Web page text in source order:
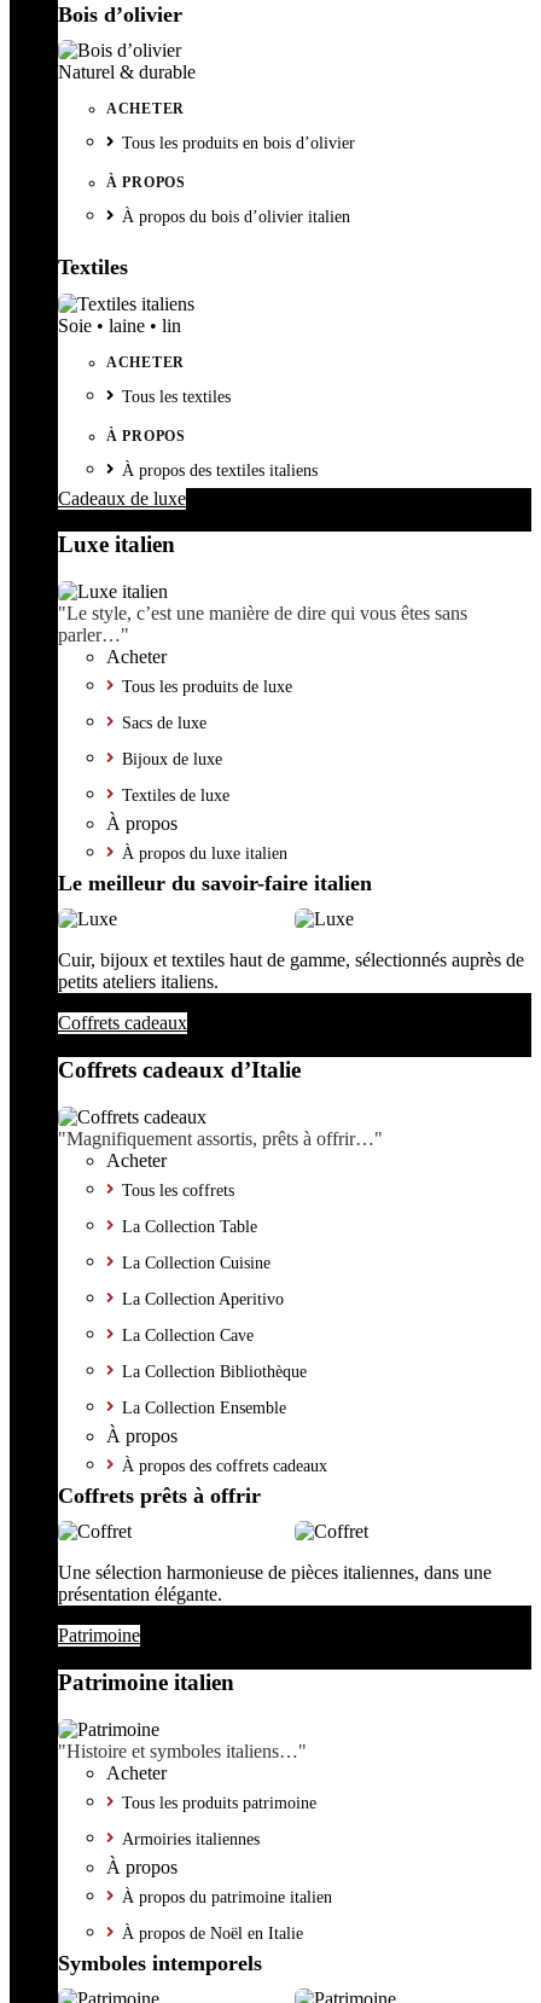
Bois d’olivier
Naturel & durable
ACHETER
Tous les produits en bois d’olivier
À PROPOS
À propos du bois d’olivier italien
Textiles
Soie • laine • lin
ACHETER
Tous les textiles
À PROPOS
À propos des textiles italiens
Cadeaux de luxe
Luxe italien
"Le style, c’est une manière de dire qui vous êtes sans
parler…"
Acheter
Tous les produits de luxe
Sacs de luxe
Bijoux de luxe
Textiles de luxe
À propos
À propos du luxe italien
Le meilleur du savoir-faire italien
Cuir, bijoux et textiles haut de gamme, sélectionnés auprès de
petits ateliers italiens.
Coffrets cadeaux
Coffrets cadeaux d’Italie
"Magnifiquement assortis, prêts à offrir…"
Acheter
Tous les coffrets
La Collection Table
La Collection Cuisine
La Collection Aperitivo
La Collection Cave
La Collection Bibliothèque
La Collection Ensemble
À propos
À propos des coffrets cadeaux
Coffrets prêts à offrir
Une sélection harmonieuse de pièces italiennes, dans une
présentation élégante.
Patrimoine
Patrimoine italien
"Histoire et symboles italiens…"
Acheter
Tous les produits patrimoine
Armoiries italiennes
À propos
À propos du patrimoine italien
À propos de Noël en Italie
Symboles intemporels